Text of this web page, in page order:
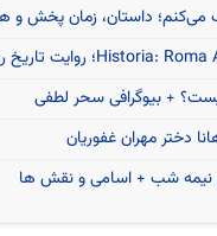
می‌کنم؛ داستان، زمان پخش و
+ بیوگرافی سحر لطفی
دختر مهران غفوریان
نیمه شب + اسامی و نقش ها